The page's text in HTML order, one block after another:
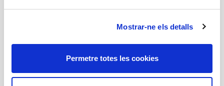
Mostrar-ne els detalls
Permetre totes les cookies